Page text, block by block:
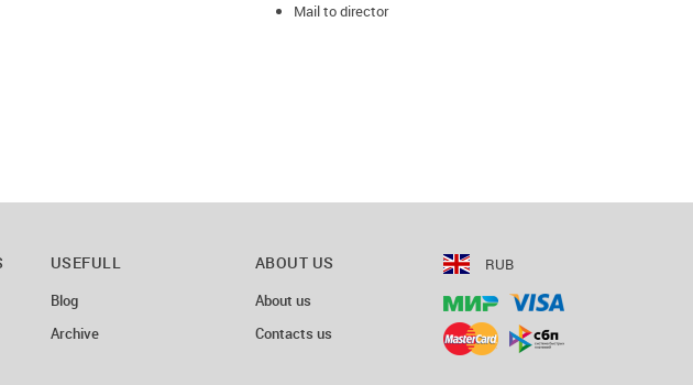
Mail to director
RUB
USEFULL
Blog
Archive
ABOUT US
About us
Contacts us